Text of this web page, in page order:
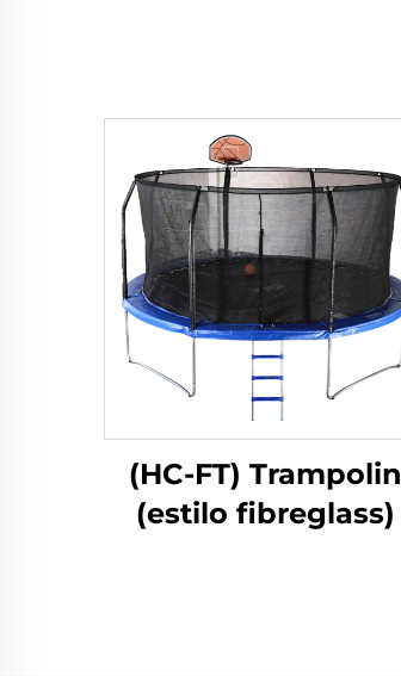
(HC-FT) Trampolin
(estilo fibreglass)